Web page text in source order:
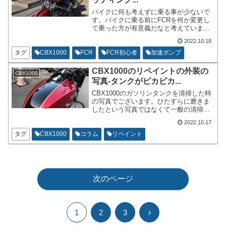
バイクに何も考えずに乗る事が少ないで
す。バイクに乗る前にFCRを何か変更し
て乗った方が有意義だなと考えていま
な習慣がついてきました。先日、安野花
駅に一人でパイーンと試走した時の写真
を掲載いたします。
2022.10.18
タグ CBX1000 FCR FCR初心者 加速ポンプ
CBX1000
CBX1000のリペイントの外装の
写真-タンクがピカピカ...
CBX1000のガソリンタンクを清掃した時
の写真でございます。ひたすらに磨きま
したという写真ではなくて一般の清掃レ
としてから、カラ拭きしてワコーズのバ
リアスコートを付けています。メッキ部
分はワックスを付けて磨いています。磨
2022.10.17
タグ CBX1000 コラム リペイント
次のページ
1 2 3 次